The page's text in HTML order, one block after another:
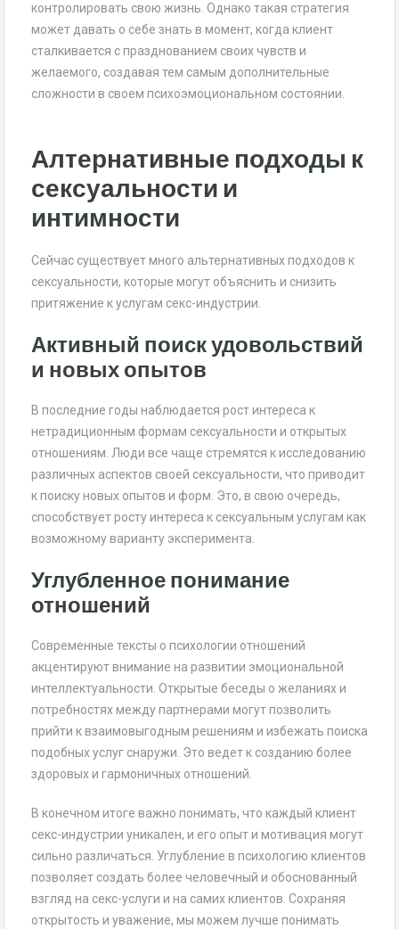
контролировать свою жизнь. Однако такая стратегия
может давать о себе знать в момент, когда клиент
сталкивается с празднованием своих чувств и
желаемого, создавая тем самым дополнительные
сложности в своем психоэмоциональном состоянии.
Алтернативные подходы к
сексуальности и
интимности
Сейчас существует много альтернативных подходов к
сексуальности, которые могут объяснить и снизить
притяжение к услугам секс-индустрии.
Активный поиск удовольствий
и новых опытов
В последние годы наблюдается рост интереса к
нетрадиционным формам сексуальности и открытых
отношениям. Люди все чаще стремятся к исследованию
различных аспектов своей сексуальности, что приводит
к поиску новых опытов и форм. Это, в свою очередь,
способствует росту интереса к сексуальным услугам как
возможному варианту эксперимента.
Углубленное понимание
отношений
Современные тексты о психологии отношений
акцентируют внимание на развитии эмоциональной
интеллектуальности. Открытые беседы о желаниях и
потребностях между партнерами могут позволить
прийти к взаимовыгодным решениям и избежать поиска
подобных услуг снаружи. Это ведет к созданию более
здоровых и гармоничных отношений.
В конечном итоге важно понимать, что каждый клиент
секс-индустрии уникален, и его опыт и мотивация могут
сильно различаться. Углубление в психологию клиентов
позволяет создать более человечный и обоснованный
взгляд на секс-услуги и на самих клиентов. Сохраняя
открытость и уважение, мы можем лучше понимать